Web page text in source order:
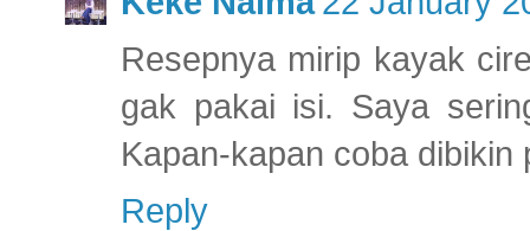
Resepnya mirip kayak
gak pakai isi. Saya
Kapan-kapan coba dibikin
Reply